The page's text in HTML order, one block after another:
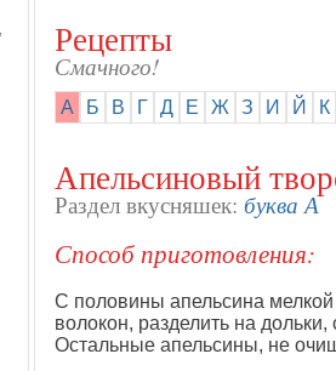
Рецепты
Смачного!
А Б В Г Д Е Ж З И Й К
Апельсиновый
Раздел вкусняшек: буква А
Способ приготовления:
С половины апельсина мелкой
волокон, разделить на
Остальные апельсины, не